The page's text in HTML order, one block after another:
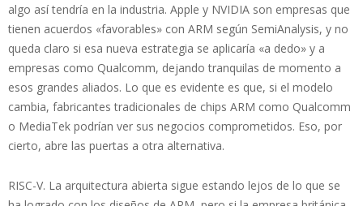
algo así tendría en la industria. Apple y NVIDIA son empresas que
tienen acuerdos «favorables» con ARM según SemiAnalysis, y no
queda claro si esa nueva estrategia se aplicaría «a dedo» y a
empresas como Qualcomm, dejando tranquilas de momento a
esos grandes aliados. Lo que es evidente es que, si el modelo
cambia, fabricantes tradicionales de chips ARM como Qualcomm
o MediaTek podrían ver sus negocios comprometidos. Eso, por
cierto, abre las puertas a otra alternativa.
RISC-V. La arquitectura abierta sigue estando lejos de lo que se